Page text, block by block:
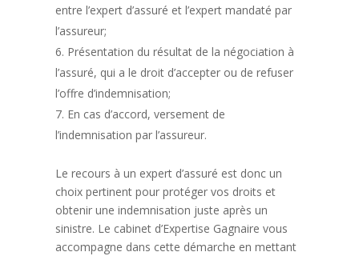
entre l’expert d’assuré et l’expert mandaté par
l’assureur;
Présentation du résultat de la négociation à
l’assuré, qui a le droit d’accepter ou de refuser
l’offre d’indemnisation;
En cas d’accord, versement de
l’indemnisation par l’assureur.
Le recours à un expert d’assuré est donc un
choix pertinent pour protéger vos droits et
obtenir une indemnisation juste après un
sinistre. Le cabinet d’Expertise Gagnaire vous
accompagne dans cette démarche en mettant